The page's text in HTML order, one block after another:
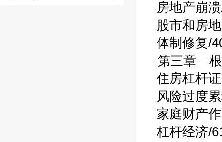
房地产崩
股市和房地
体制修复/
第三章 根
住房杠杆证
风险过度累
家庭财产作
杠杆经济/